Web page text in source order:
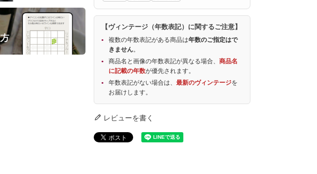
【ヴィンテージ（年数表記）に関するご注意】
複数の年数表記がある商品は年数のご指定はで
きません。
商品名と画像の年数表記が異なる場合、商品名
に記載の年数が優先されます。
年数表記がない場合は、最新のヴィンテージを
お届けします。
レビューを書く